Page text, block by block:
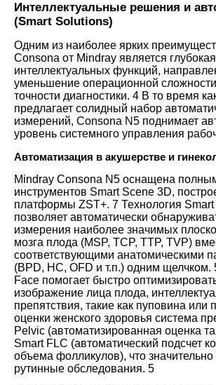
Интеллектуальные решения и
(Smart Solutions)
Одним из наиболее ярких
Consona от Mindray является
интеллектуальных функций,
уменьшение операционной
точности диагностики. 4 В то время
предлагает солидный набор
измерений, Consona N5 поднимает
уровень системного управления
Автоматизация в акушерстве и
Mindray Consona N5 оснащена
инструментов Smart Scene 3D,
платформы ZST+. 7 Технология
позволяет автоматически
измерения наиболее значимых
мозга плода (MSP, TCP, TTP, TVP)
соответствующими анатомическими
(BPD, HC, OFD и т.п.) одним щелчком.
Face помогает быстро
изображение лица плода,
препятствия, такие как пуповина или
оценки женского здоровья система
Pelvic (автоматизированная оценка
Smart FLC (автоматический подсчет
объема фолликулов), что
рутинные обследования. 5